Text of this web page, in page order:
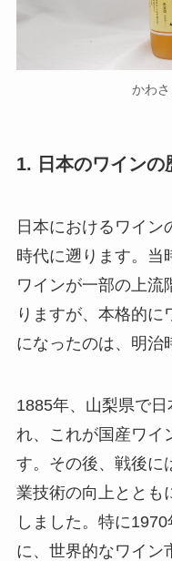
かわ
1. 日本のワインの
日本におけるワイン
時代に遡ります。当
ワインが一部の上流
りますが、本格的に
になったのは、明治
1885年、山梨県で
れ、これが国産ワイ
す。その後、戦後に
業技術の向上ととも
しました。特に
に、世界的なワイン